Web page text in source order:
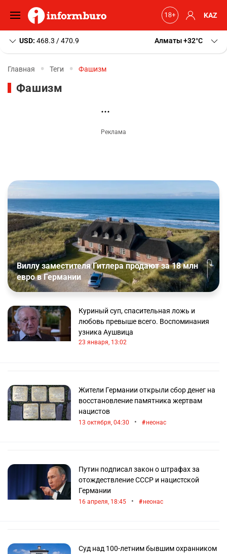
KAZ
USD: 468.3 / 470.9 Алматы+32 C
Главная Теги Фашизм
Фашизм
Виллу заместителя Гитлера продают за 18 млн
евро в Германии
Куриный суп, спасительная ложь и
любовь превыше всего. Воспоминания
узника Аушвица
23 января, 13:02
Жители Германии открыли сбор денег на
восстановление памятника жертвам
нацистов
13 октября, 04:30 • неонас
Путин подписал закон о штрафах за
отождествление СССР и нацистской
Германии
16 апреля, 18:45 • неонас
Суд над 100-летним бывшим охранником